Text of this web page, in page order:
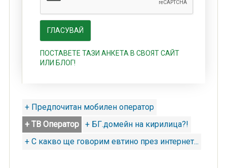
ПОСТАВЕТЕ ТАЗИ АНКЕТА В СВОЯТ САЙТ
ИЛИ БЛОГ!
+ Предпочитан мобилен оператор
+ ТВ Оператор
+ БГ.домейн на кирилица?!
+ С какво ще говорим евтино през интернет...